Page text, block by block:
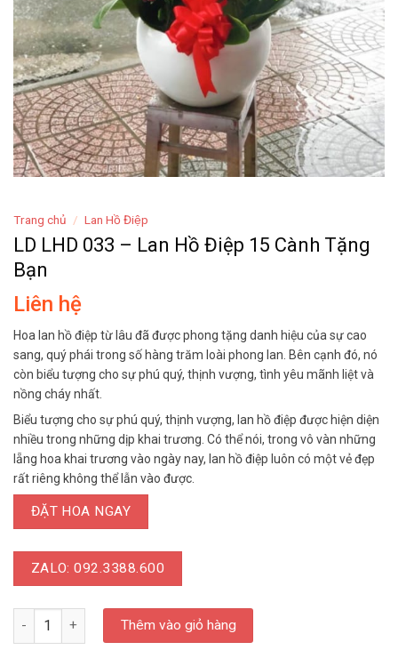
Trang chủ / Lan Hồ Điệp
LD LHD 033 – Lan Hồ Điệp 15 Cành Tặng
Bạn
Liên hệ
Hoa lan hồ điệp từ lâu đã được phong tặng danh hiệu của sự cao
sang, quý phái trong số hàng trăm loài phong lan. Bên cạnh đó, nó
còn biểu tượng cho sự phú quý, thịnh vượng, tình yêu mãnh liệt và
nồng cháy nhất.
Biểu tượng cho sự phú quý, thịnh vượng, lan hồ điệp được hiện diện
nhiều trong những dịp khai trương. Có thể nói, trong vô vàn những
lẵng hoa khai trương vào ngày nay, lan hồ điệp luôn có một vẻ đẹp
rất riêng không thể lẫn vào được.
ĐẶT HOA NGAY
ZALO: 092.3388.600
LD LHD 033 - Lan Hồ Điệp 15 Cành Tặng Bạn số lượng
Thêm vào giỏ hàng